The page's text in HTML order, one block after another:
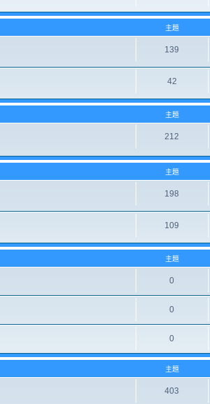
主題
139
42
主題
212
主題
198
109
主題
0
0
0
主題
403